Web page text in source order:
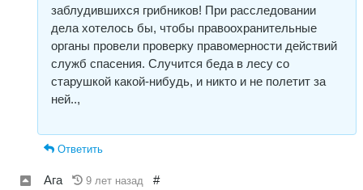
заблудившихся грибников! При расследовании
дела хотелось бы, чтобы правоохранительные
органы провели проверку правомерности действий
служб спасения. Случится беда в лесу со
старушкой какой-нибудь, и никто и не полетит за
ней..,
Ответить
Ага 9 лет назад #